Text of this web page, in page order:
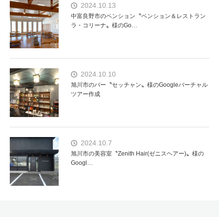
2024.10.13
中富良野市のペンション〝ペンション＆レストラン
ラ・コリーナ〟様のGo…
2024.10.10
旭川市のバー〝セッチャン〟様のGoogleバーチャル
ツアー作成
2024.10.7
旭川市の美容室〝Zenith Hair(ゼニスヘアー)〟様の
Googl…